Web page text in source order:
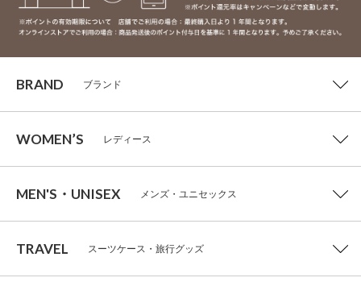
BRAND ブランド
WOMEN’S レディース
MEN'S・UNISEX メンズ・ユニセックス
TRAVEL スーツケース・旅行グッズ